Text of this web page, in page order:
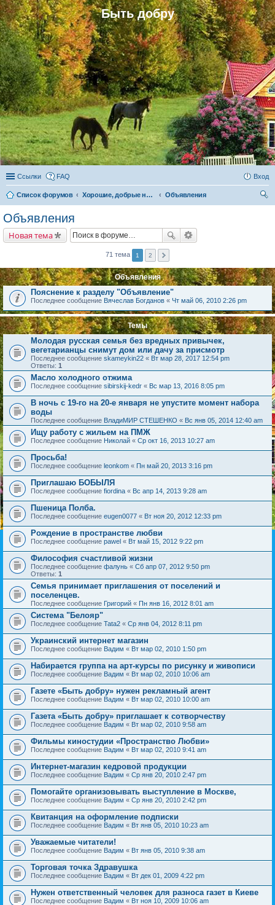
Быть добру
Ссылки FAQ Вход
Список форумов Хорошие, добрые новости и их распространение в обществе
Объявления
Объявления
Новая тема
71 тема 1 2
Объявления
Пояснение к разделу "Объявление"
Последнее сообщение Вячеслав Богданов « Чт май 06, 2010 2:26 pm
Темы
Молодая русская семья без вредных привычек,
вегетарианцы снимут дом или дачу за присмотр
Последнее сообщение skameykin22 « Вт мар 28, 2017 12:54 pm
Ответы: 1
Масло холодного отжима
Последнее сообщение sibirskij-kedr « Вс мар 13, 2016 8:05 pm
В ночь с 19-го на 20-е января не упустите момент набора
воды
Последнее сообщение ВладиМИР СТЕШЕНКО « Вс янв 05, 2014 12:40 am
Ищу работу с жильем на ПМЖ
Последнее сообщение Николай « Ср окт 16, 2013 10:27 am
Просьба!
Последнее сообщение leonkom « Пн май 20, 2013 3:16 pm
Приглашаю БОБЫЛЯ
Последнее сообщение fiordina « Вс апр 14, 2013 9:28 am
Пшеница Полба.
Последнее сообщение eugen0077 « Вт ноя 20, 2012 12:33 pm
Рождение в пространстве любви
Последнее сообщение pawel « Вт май 15, 2012 9:22 pm
Философия счастливой жизни
Последнее сообщение фалунь « Сб апр 07, 2012 9:50 pm
Ответы: 1
Семья принимает приглашения от поселений и
поселенцев.
Последнее сообщение Григорий « Пн янв 16, 2012 8:01 am
Система "Белояр"
Последнее сообщение Tata2 « Ср янв 04, 2012 8:11 pm
Украинский интернет магазин
Последнее сообщение Вадим « Вт мар 02, 2010 1:50 pm
Набирается группа на арт-курсы по рисунку и живописи
Последнее сообщение Вадим « Вт мар 02, 2010 10:06 am
Газете «Быть добру» нужен рекламный агент
Последнее сообщение Вадим « Вт мар 02, 2010 10:00 am
Газета «Быть добру» приглашает к сотворчеству
Последнее сообщение Вадим « Вт мар 02, 2010 9:58 am
Фильмы киностудии «Пространство Любви»
Последнее сообщение Вадим « Вт мар 02, 2010 9:41 am
Интернет-магазин кедровой продукции
Последнее сообщение Вадим « Ср янв 20, 2010 2:47 pm
Помогайте организовывать выступление в Москве,
Последнее сообщение Вадим « Ср янв 20, 2010 2:42 pm
Квитанция на оформление подписки
Последнее сообщение Вадим « Вт янв 05, 2010 10:23 am
Уважаемые читатели!
Последнее сообщение Вадим « Вт янв 05, 2010 9:38 am
Торговая точка Здравушка
Последнее сообщение Вадим « Вт дек 01, 2009 4:22 pm
Нужен ответственный человек для разноса газет в Киеве
Последнее сообщение Вадим « Вт ноя 10, 2009 10:06 am